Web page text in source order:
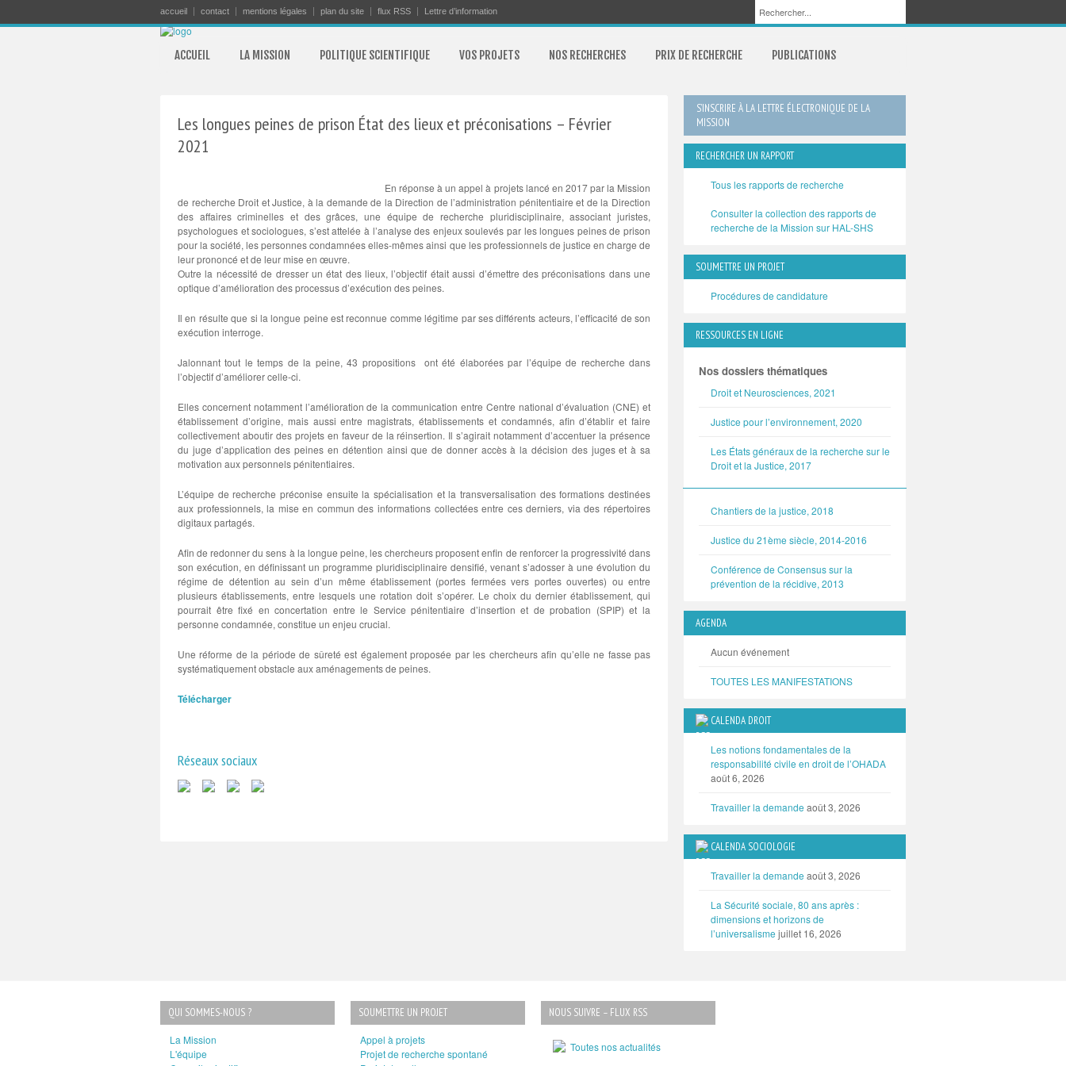
accueil contact mentions légales plan du site flux RSS Lettre d’information
ACCUEIL LA MISSION POLITIQUE SCIENTIFIQUE VOS PROJETS NOS RECHERCHES PRIX DE RECHERCHE PUBLICATIONS
Les longues peines de prison État des lieux et préconisations – Février
2021
En réponse à un appel à projets lancé en 2017 par la Mission
de recherche Droit et Justice, à la demande de la Direction de l’administration pénitentiaire et de la Direction
des affaires criminelles et des grâces, une équipe de recherche pluridisciplinaire, associant juristes,
psychologues et sociologues, s’est attelée à l’analyse des enjeux soulevés par les longues peines de prison
pour la société, les personnes condamnées elles-mêmes ainsi que les professionnels de justice en charge de
leur prononcé et de leur mise en œuvre.
Outre la nécessité de dresser un état des lieux, l’objectif était aussi d’émettre des préconisations dans une
optique d’amélioration des processus d’exécution des peines.
Il en résulte que si la longue peine est reconnue comme légitime par ses différents acteurs, l’efficacité de son
exécution interroge.
Jalonnant tout le temps de la peine, 43 propositions ont été élaborées par l’équipe de recherche dans
l’objectif d’améliorer celle-ci.
Elles concernent notamment l’amélioration de la communication entre Centre national d’évaluation (CNE) et
établissement d’origine, mais aussi entre magistrats, établissements et condamnés, afin d’établir et faire
collectivement aboutir des projets en faveur de la réinsertion. Il s’agirait notamment d’accentuer la présence
du juge d’application des peines en détention ainsi que de donner accès à la décision des juges et à sa
motivation aux personnels pénitentiaires.
L’équipe de recherche préconise ensuite la spécialisation et la transversalisation des formations destinées
aux professionnels, la mise en commun des informations collectées entre ces derniers, via des répertoires
digitaux partagés.
Afin de redonner du sens à la longue peine, les chercheurs proposent enfin de renforcer la progressivité dans
son exécution, en définissant un programme pluridisciplinaire densifié, venant s’adosser à une évolution du
régime de détention au sein d’un même établissement (portes fermées vers portes ouvertes) ou entre
plusieurs établissements, entre lesquels une rotation doit s’opérer. Le choix du dernier établissement, qui
pourrait être fixé en concertation entre le Service pénitentiaire d’insertion et de probation (SPIP) et la
personne condamnée, constitue un enjeu crucial.
Une réforme de la période de sûreté est également proposée par les chercheurs afin qu’elle ne fasse pas
systématiquement obstacle aux aménagements de peines.
Télécharger
Réseaux sociaux
S’INSCRIRE À LA LETTRE ÉLECTRONIQUE DE LA
MISSION
RECHERCHER UN RAPPORT
Tous les rapports de recherche
Consulter la collection des rapports de
recherche de la Mission sur HAL-SHS
SOUMETTRE UN PROJET
Procédures de candidature
RESSOURCES EN LIGNE
Nos dossiers thématiques
Droit et Neurosciences, 2021
Justice pour l’environnement, 2020
Les États généraux de la recherche sur le
Droit et la Justice, 2017
Chantiers de la justice, 2018
Justice du 21ème siècle, 2014-2016
Conférence de Consensus sur la
prévention de la récidive, 2013
AGENDA
Aucun événement
TOUTES LES MANIFESTATIONS
CALENDA DROIT
Les notions fondamentales de la
responsabilité civile en droit de l’OHADA
août 6, 2026
Travailler la demande août 3, 2026
CALENDA SOCIOLOGIE
Travailler la demande août 3, 2026
La Sécurité sociale, 80 ans après :
dimensions et horizons de
l’universalisme juillet 16, 2026
QUI SOMMES-NOUS ?
La Mission
L'équipe
SOUMETTRE UN PROJET
Appel à projets
Projet de recherche spontané
NOUS SUIVRE – FLUX RSS
Toutes nos actualités